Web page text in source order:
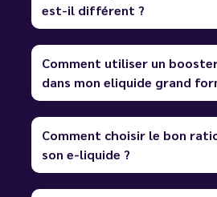
est-il différent ?
Comment utiliser un
dans mon eliquide grand
Comment choisir le bon
son e-liquide ?